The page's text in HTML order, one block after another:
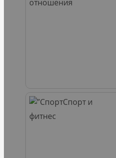
отношения
Спорт и
фитнес